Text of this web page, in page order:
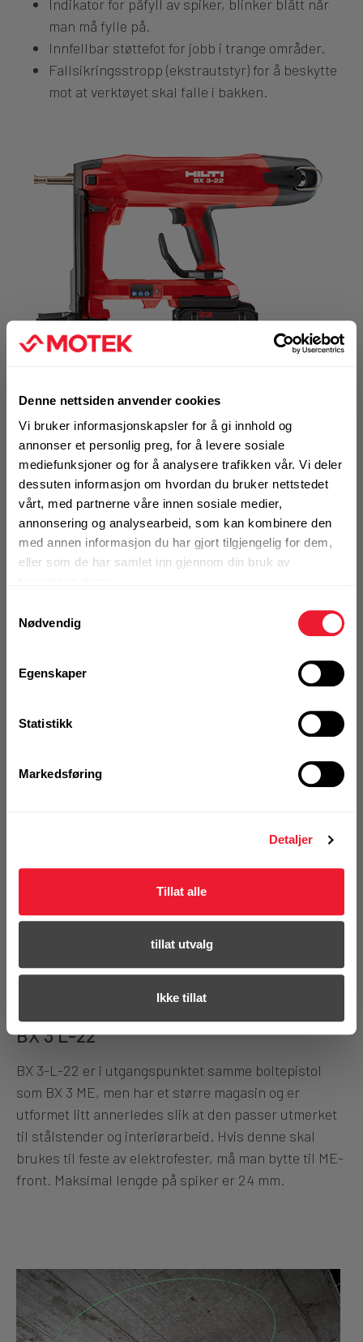
Denne nettsiden anvender cookies
Vi bruker informasjonskapsler for å gi innhold og
annonser et personlig preg, for å levere sosiale
mediefunksjoner og for å analysere trafikken vår. Vi deler
dessuten informasjon om hvordan du bruker nettstedet
vårt, med partnerne våre innen sosiale medier,
annonsering og analysearbeid, som kan kombinere den
med annen informasjon du har gjort tilgjengelig for dem,
eller som de har samlet inn gjennom din bruk av
Nødvendig
Egenskaper
Statistikk
Markedsføring
Detaljer
Tillat alle
tillat utvalg
Ikke tillat
Indikator for påfyll av spiker, blinker blått når
man må fylle på.
Innfellbar støttefot for jobb i trange områder.
Fallsikringsstropp (ekstrautstyr) for å beskytte
mot at verktøyet skal falle i bakken.
BX 3 ME-22
BX 3 ME-22 brukes til feste av elektro- og rørfester
mot betong og stål, samt feste av stålsviller til
gipsvegg mot stål og betong. Boltepistolen har tre
anleggspunkter for 90° skyting. Grunnet sin smarte
fjærmekanisme har den ekstremt lav rekyl, noe som
er bra for brukeren sin helse. BX 3 ME har også lavt
lydnivå og er ekstremt rask å jobbe med. Den klarer
ikke går på verken gass eller krutt så er det ingen
krav til sikkerhetsdatablad (SDS) eller rensing av
når det er på tide å levere den inn til
BX 3 L-22
BX 3-L-22 er i utgangspunktet samme boltepistol
som BX 3 ME, men har et større magasin og er
utformet litt annerledes slik at den passer utmerket
til stålstender og interiørarbeid. Hvis denne skal
brukes til feste av elektrofester, må man bytte til ME-
front. Maksimal lengde på spiker er 24 mm.